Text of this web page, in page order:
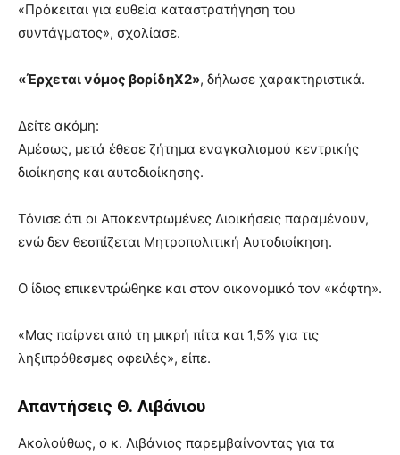
«Πρόκειται για ευθεία καταστρατήγηση του
συντάγματος», σχολίασε.
«Έρχεται νόμος βορίδηΧ2», δήλωσε χαρακτηριστικά.
Δείτε ακόμη:
Αμέσως, μετά έθεσε ζήτημα εναγκαλισμού κεντρικής
διοίκησης και αυτοδιοίκησης.
Τόνισε ότι οι Αποκεντρωμένες Διοικήσεις παραμένουν,
ενώ δεν θεσπίζεται Μητροπολιτική Αυτοδιοίκηση.
Ο ίδιος επικεντρώθηκε και στον οικονομικό τον «κόφτη».
«Μας παίρνει από τη μικρή πίτα και 1,5% για τις
ληξιπρόθεσμες οφειλές», είπε.
Απαντήσεις Θ. Λιβάνιου
Ακολούθως, ο κ. Λιβάνιος παρεμβαίνοντας για τα